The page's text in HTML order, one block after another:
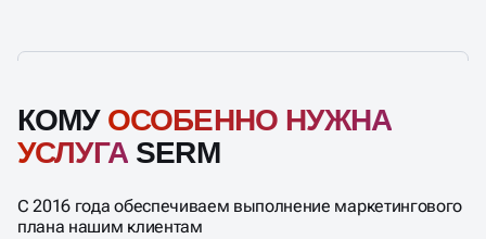
КОМУ ОСОБЕННО НУЖНА
УСЛУГАSERM
С 2016 года обеспечиваем выполнение маркетингового
плана нашим клиентам